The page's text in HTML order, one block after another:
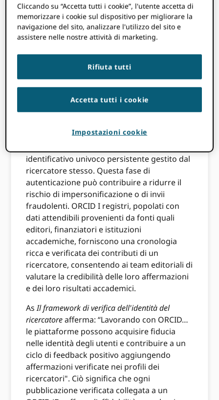
Verifica dell'identità individuale:
Conferma dell'identità personale
dell'utente.
Valutazione della credibilità del
reclamo: Valutare l'affidabilità delle
informazioni collegate all'identità
dell'utente.
ORCID affronta entrambe le dimensioni.
Richiedendo agli autori di collegare i loro
processo di invio, i redattori possono
identificativo univoco persistente gestito dal
ricercatore stesso. Questa fase di
autenticazione può contribuire a ridurre il
rischio di impersonificazione o di invii
fraudolenti. ORCID I registri, popolati con
dati attendibili provenienti da fonti quali
editori, finanziatori e istituzioni
accademiche, forniscono una cronologia
ricca e verificata dei contributi di un
ricercatore, consentendo ai team editoriali di
valutare la credibilità delle loro affermazioni
e dei loro risultati accademici.
AsIl framework di verifica dell'identità del
ricercatoreafferma: “Lavorando con ORCID…
le piattaforme possono acquisire fiducia
nelle identità degli utenti e contribuire a un
ciclo di feedback positivo aggiungendo
affermazioni verificate nei profili dei
ricercatori". Ciò significa che ogni
pubblicazione verificata collegata a un
Cliccando su “Accetta tutti i cookie”, l'utente accetta di
memorizzare i cookie sul dispositivo per migliorare la
navigazione del sito, analizzare l'utilizzo del sito e
assistere nelle nostre attività di marketing.
Rifiuta tutti
Accetta tutti i cookie
Impostazioni cookie